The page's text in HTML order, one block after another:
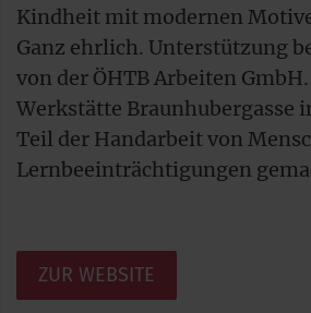
Kindheit mit modernen
Ganz ehrlich. Unterstützung
von der ÖHTB Arbeiten
Werkstätte Braunhubergasse
Teil der Handarbeit von
Lernbeeinträchtigungen
ZUR WEBSITE